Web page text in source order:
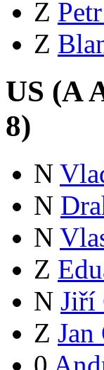
Z
Z
US (A
8)
N
N
N
Z
N Jiří
Z Jan